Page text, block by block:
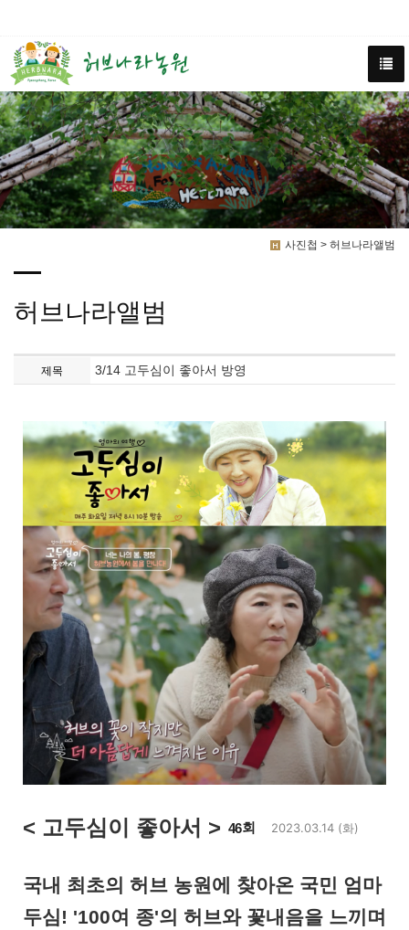
사진첩 > 허브나라앨범
허브나라앨범
제목 3/14 고두심이 좋아서 방영
< 고두심이 좋아서 > 46회 2023.03.14 (화)
국내 최초의 허브 농원에 찾아온 국민 엄마
두심! '100여 종'의 허브와 꽃내음을 느끼며